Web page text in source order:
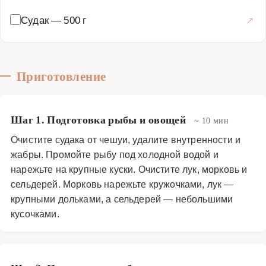
его неповторимый вкус и аромат.
Судак— 500 г
Приготовление
Шаг 1. Подготовка рыбы и овощей ~ 10 мин
Очистите судака от чешуи, удалите внутренности и
жабры. Промойте рыбу под холодной водой и
нарежьте на крупные куски. Очистите лук, морковь и
сельдерей. Морковь нарежьте кружочками, лук —
крупными дольками, а сельдерей — небольшими
кусочками.